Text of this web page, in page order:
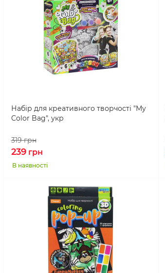
Набір для креативного творчості "My
Color Bag", укр
319грн
239грн
В наявності